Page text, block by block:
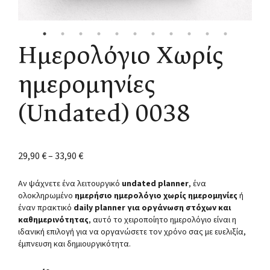
Ημερολόγιο Χωρίς
ημερομηνίες
(Undated) 0038
29,90€–33,90€
Αν ψάχνετε ένα λειτουργικό undated planner, ένα
ολοκληρωμένο ημερήσιο ημερολόγιο χωρίς ημερομηνίεςή
έναν πρακτικό daily planner για οργάνωση στόχων και
καθημερινότητας, αυτό το χειροποίητο ημερολόγιο είναι η
ιδανική επιλογή για να οργανώσετε τον χρόνο σας με ευελιξία,
έμπνευση και δημιουργικότητα.